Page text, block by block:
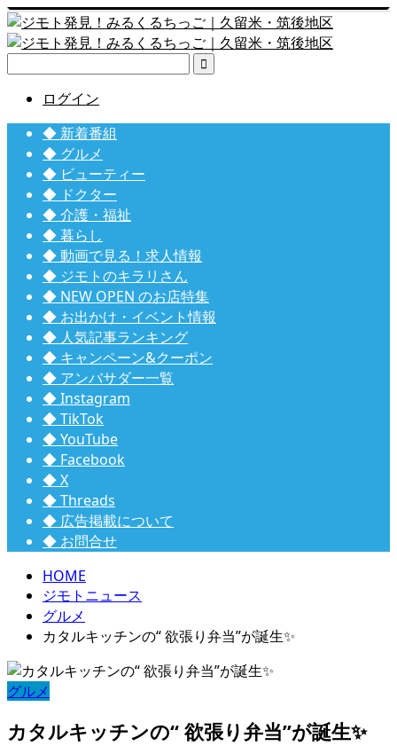

ログイン
◆ 新着番組
◆ グルメ
◆ ビューティー
◆ ドクター
◆ 介護・福祉
◆ 暮らし
◆ 動画で見る！求人情報
◆ ジモトのキラリさん
◆ NEW OPEN のお店特集
◆ お出かけ・イベント情報
◆ 人気記事ランキング
◆ キャンペーン&クーポン
◆ アンバサダー一覧
◆ Instagram
◆ TikTok
◆ YouTube
◆ Facebook
◆ X
◆ Threads
◆ 広告掲載について
◆ お問合せ
HOME
ジモトニュース
グルメ
カタルキッチンの“ 欲張り弁当”が誕生✨
グルメ
カタルキッチンの“ 欲張り弁当”が誕生✨